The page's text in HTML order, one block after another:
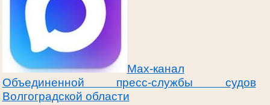
Max-канал
Объединенной пресс-службы судов
Волгоградской области